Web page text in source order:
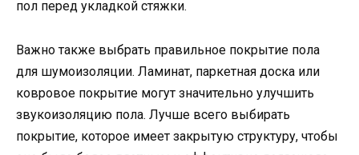
пол перед укладкой стяжки.
Важно также выбрать правильное покрытие пола
для шумоизоляции. Ламинат, паркетная доска или
ковровое покрытие могут значительно улучшить
звукоизоляцию пола. Лучше всего выбирать
покрытие, которое имеет закрытую структуру, чтобы